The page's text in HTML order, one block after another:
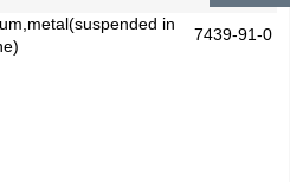
in
7439-91-0